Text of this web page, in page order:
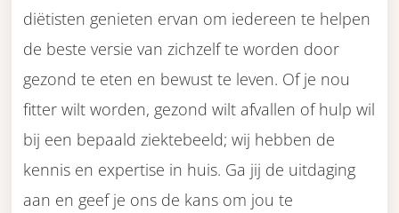
diëtisten genieten ervan om iedereen te helpen
de beste versie van zichzelf te worden door
gezond te eten en bewust te leven. Of je nou
fitter wilt worden, gezond wilt afvallen of hulp wil
bij een bepaald ziektebeeld; wij hebben de
kennis en expertise in huis. Ga jij de uitdaging
aan en geef je ons de kans om jou te